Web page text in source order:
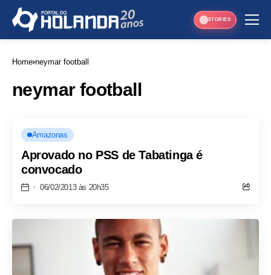
STORIES
Home neymar football
neymar football
Amazonas
Aprovado no PSS de Tabatinga é
convocado
06/02/2013 às 20h35